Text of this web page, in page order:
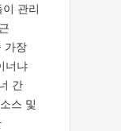
관리
가장
너냐
간
스 및